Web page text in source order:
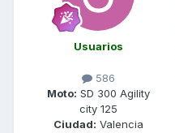
Usuarios
586
Moto: SD 300 Agility
city 125
Ciudad: Valencia